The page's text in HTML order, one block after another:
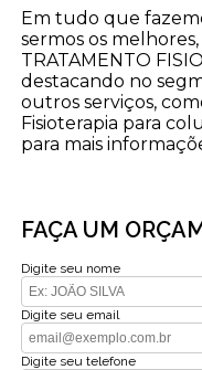
Em tudo que
sermos os
TRATAMENTO
destacando no
outros serviços,
Fisioterapia para
para mais
FAÇA UM
Digite seu nome
Digite seu email
Digite seu telefone